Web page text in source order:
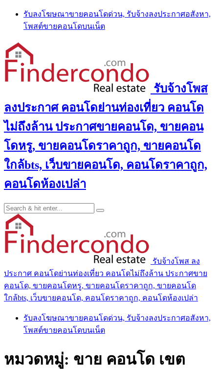
Skip
content
รับลงโฆษณาขายคอนโดด่วน, รับจ้างลงประกาศอสังหา,
โพสต์ขายคอนโดบนเน็ต
รับจ้างโพส
ลงประกาศ คอนโดย่านท่องเที่ยว คอนโด
ไม่ถึงล้าน ประกาศขายคอนโด, ขายคอน
โดหรู, ขายคอนโดราคาถูก, ขายคอนโด
ใกล้bts, เว็บขายคอนโด, คอนโดราคาถูก,
คอนโดห้องเปล่า
รับจ้างโพส ลง
ประกาศ คอนโดย่านท่องเที่ยว คอนโดไม่ถึงล้าน ประกาศขาย
คอนโด, ขายคอนโดหรู, ขายคอนโดราคาถูก, ขายคอนโด
ใกล้bts, เว็บขายคอนโด, คอนโดราคาถูก, คอนโดห้องเปล่า
รับลงโฆษณาขายคอนโดด่วน, รับจ้างลงประกาศอสังหา,
โพสต์ขายคอนโดบนเน็ต
หมวดหมู่: ขาย คอนโด เขต